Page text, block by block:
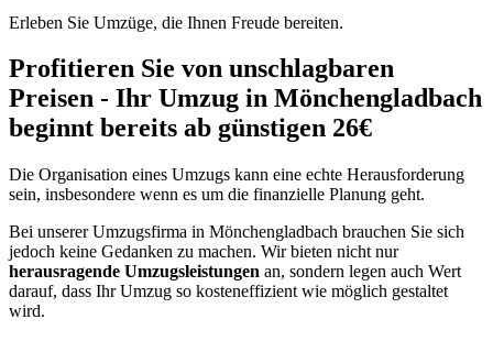
Erleben Sie Umzüge, die Ihnen Freude bereiten.
Profitieren Sie von unschlagbaren
Preisen - Ihr Umzug in Mönchengladbach
beginnt bereits ab günstigen 26€
Die Organisation eines Umzugs kann eine echte Herausforderung
sein, insbesondere wenn es um die finanzielle Planung geht.
Bei unserer Umzugsfirma in Mönchengladbach brauchen Sie sich
jedoch keine Gedanken zu machen. Wir bieten nicht nur
herausragende Umzugsleistungen an, sondern legen auch Wert
darauf, dass Ihr Umzug so kosteneffizient wie möglich gestaltet
wird.